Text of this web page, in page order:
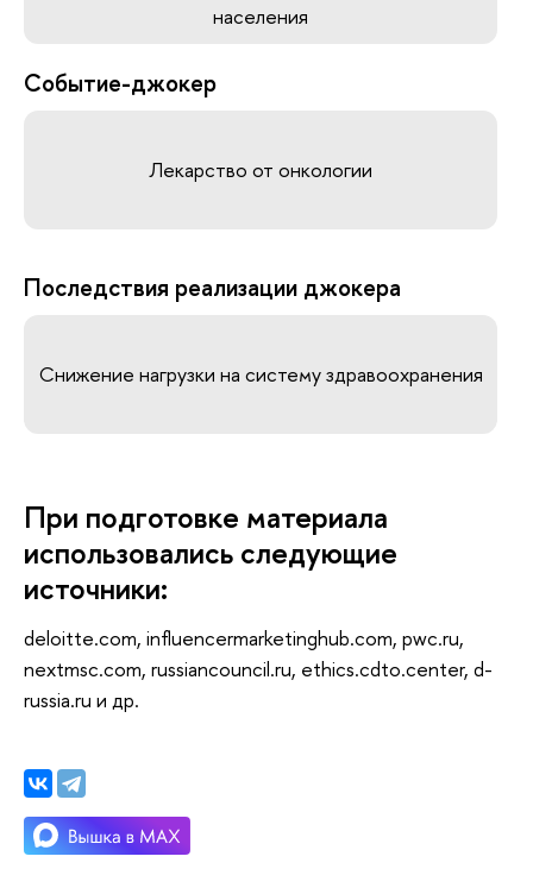
населения
Событие-джокер
Лекарство от онкологии
Последствия реализации джокера
Снижение нагрузки на систему здравоохранения
При подготовке материала
использовались следующие
источники:
deloitte.com, influencermarketinghub.com, pwc.ru,
nextmsc.com, russiancouncil.ru, ethics.cdto.center, d-
russia.ru и др.